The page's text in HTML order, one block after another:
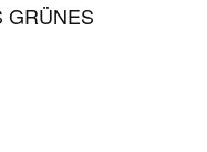
GRÜNES